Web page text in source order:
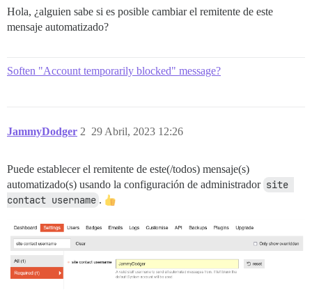
Hola, ¿alguien sabe si es posible cambiar el remitente de este
mensaje automatizado?
Soften "Account temporarily blocked" message?
JammyDodger 29 Abril, 2023 12:26
2
Puede establecer el remitente de este(/todos) mensaje(s)
automatizado(s) usando la configuración de administrador site
contact username .